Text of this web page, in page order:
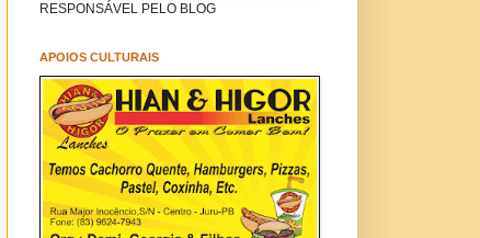
RESPONSÁVEL PELO BLOG
APOIOS CULTURAIS